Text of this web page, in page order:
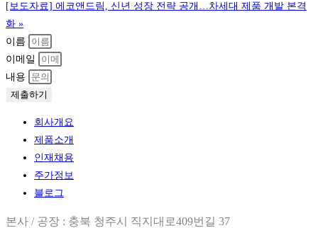
[보도자료] 에코앤드림, 신년 성장 전략 공개…차세대 제품 개발 본격
화 »
이름
이메일
내용
제출하기
회사개요
제품소개
인재채용
주가정보
블로그
본사 / 공장 : 충북 청주시 직지대로409번길 37